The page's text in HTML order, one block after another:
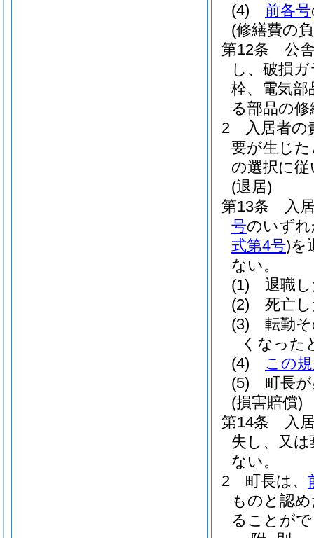
(4)
前各号
(修繕費の
第12条
公
し、破損
栓、電気部
る部品の
2
入居者
要が生じ
の選択に
(退居)
第13条
入
号のいず
式第4号)を
ない。
(1)
退職
(2)
死亡
(3)
転勤
くなった
(4)
この
(5)
町長
(損害賠償)
第14条
入
失し、又
ない。
2
町長は、
ものと認
ることが